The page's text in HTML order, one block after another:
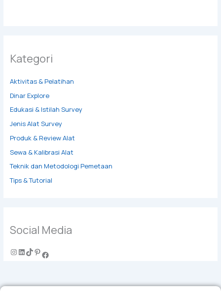
Kategori
Aktivitas & Pelatihan
Dinar Explore
Edukasi & Istilah Survey
Jenis Alat Survey
Produk & Review Alat
Sewa & Kalibrasi Alat
Teknik dan Metodologi Pemetaan
Tips & Tutorial
Social Media